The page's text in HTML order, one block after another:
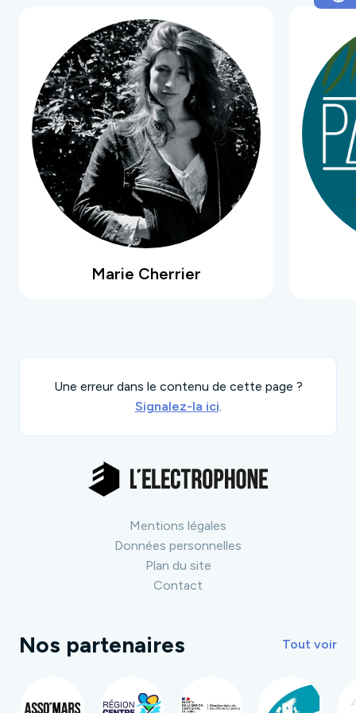
Marie Cherrier
Une erreur dans le contenu de cette page ?
Signalez-la ici.
Mentions légales
Données personnelles
Plan du site
Contact
Nos partenaires Tout voir